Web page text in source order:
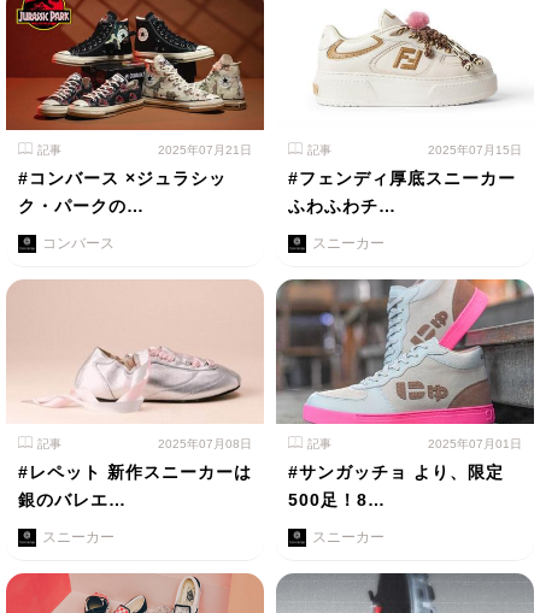
記事 2025年07月21日
#コンバース ×ジュラシッ
ク・パークの…
コンバース
記事 2025年07月15日
#フェンディ厚底スニーカー
ふわふわチ…
スニーカー
記事 2025年07月08日
#レペット 新作スニーカーは
銀のバレエ…
スニーカー
記事 2025年07月01日
#サンガッチョ より、限定
500足！8…
スニーカー